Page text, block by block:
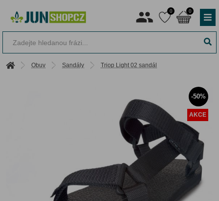
0 0
Obuv Sandály Triop Light 02 sandál
-50%
AKCE